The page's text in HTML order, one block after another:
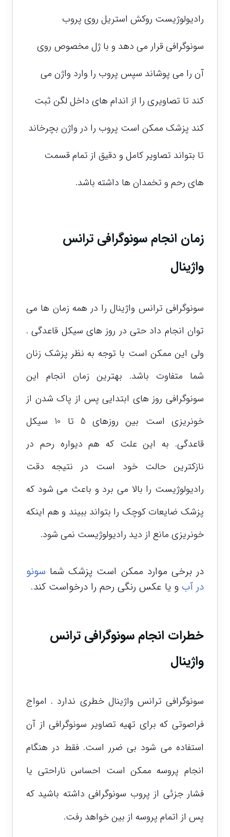
رادیولوژیست روکش استریل روی پروب
سونوگرافی قرار می دهد و با ژل مخصوص روی
آن را می پوشاند سپس پروب را وارد واژن می
کند تا تصاویری را از اندام های داخل لگن ثبت
کند پزشک ممکن است پروب را در واژن بچرخاند
تا بتواند تصاویر کامل و دقیق از تمام قسمت
های رحم و تخمدان ها داشته باشد.
زمان انجام سونوگرافی ترانس
واژینال
سونوگرافی ترانس واژینال را در همه زمان ها می
توان انجام داد حتی در روز های سیکل قاعدگی .
ولی این ممکن است با توجه به نظر پزشک زنان
شما متفاوت باشد. بهترین زمان انجام این
سونوگرافی روز های ابتدایی پس از پاک شدن از
خونریزی است بین روزهای 5 تا 10 سیکل
قاعدگی. به این علت که هم دیواره رحم در
نازکترین حالت خود است در نتیجه دقت
رادیولوژیست را بالا می برد و باعث می شود که
پزشک ضایعات کوچک را بتواند ببیند و هم اینکه
خونریزی مانع از دید رادیولوژیست نمی شود.
در برخی موارد ممکن است پزشک شما سونو
در آب و یا عکس رنگی رحم را درخواست کند.
خطرات انجام سونوگرافی ترانس
واژینال
سونوگرافی ترانس واژینال خطری ندارد . امواج
فراصوتی که برای تهیه تصاویر سونوگرافی از آن
استفاده می شود بی ضرر است. فقط در هنگام
انجام پروسه ممکن است احساس ناراحتی یا
فشار جزئی از پروب سونوگرافی داشته باشید که
پس از اتمام پروسه از بین خواهد رفت.